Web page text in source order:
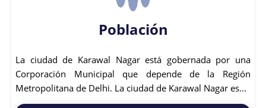
Población
La ciudad de Karawal Nagar está gobernada por una
Corporación Municipal que depende de la Región
Metropolitana de Delhi. La ciudad de Karawal Nagar es...